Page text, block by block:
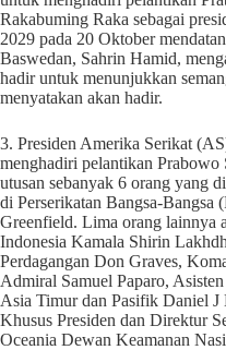
Rakabuming Raka sebagai
2029 pada 20 Oktober
Baswedan, Sahrin Hamid,
hadir untuk menunjukkan
menyatakan akan hadir.
3. Presiden Amerika Serikat
menghadiri pelantikan
utusan sebanyak 6 orang yang
di Perserikatan Bangsa-Bangsa
Greenfield. Lima orang lainnya
Indonesia Kamala Shirin
Perdagangan Don Graves,
Admiral Samuel Paparo,
Asia Timur dan Pasifik Daniel J
Khusus Presiden dan Direktur
Oceania Dewan Keamanan